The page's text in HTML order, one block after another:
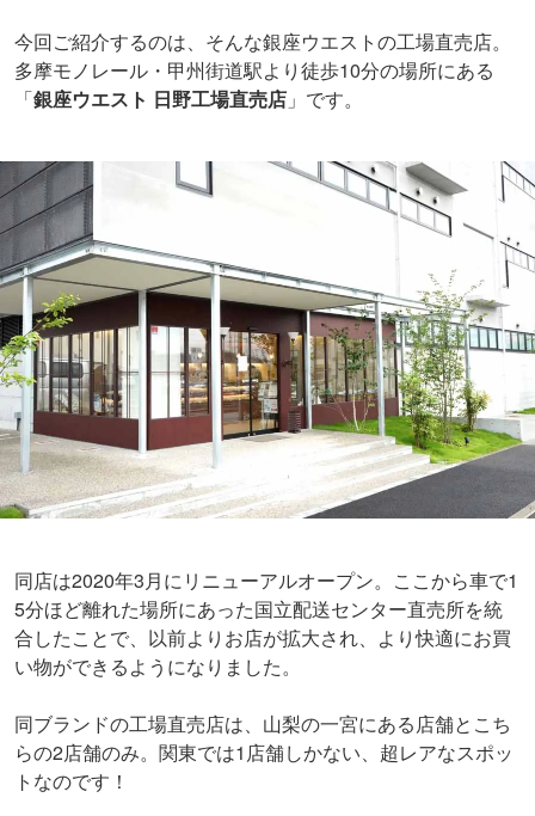
今回ご紹介するのは、そんな銀座ウエストの工場直売店。
多摩モノレール・甲州街道駅より徒歩10分の場所にある
「銀座ウエスト 日野工場直売店 」です。
同店は2020年3月にリニューアルオープン。ここから車で1
5分ほど離れた場所にあった国立配送センター直売所を統
合したことで、以前よりお店が拡大され、より快適にお買
い物ができるようになりました。
同ブランドの工場直売店は、山梨の一宮にある店舗とこち
らの2店舗のみ。関東では1店舗しかない、超レアなスポッ
トなのです！